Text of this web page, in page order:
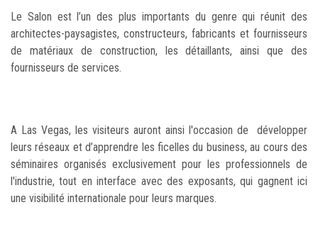
Le Salon est l’un des plus importants du genre qui réunit des
architectes-paysagistes, constructeurs, fabricants et fournisseurs
de matériaux de construction, les détaillants, ainsi que des
fournisseurs de services.
A Las Vegas, les visiteurs auront ainsi l'occasion de développer
leurs réseaux et d’apprendre les ficelles du business, au cours des
séminaires organisés exclusivement pour les professionnels de
l'industrie, tout en interface avec des exposants, qui gagnent ici
une visibilité internationale pour leurs marques.